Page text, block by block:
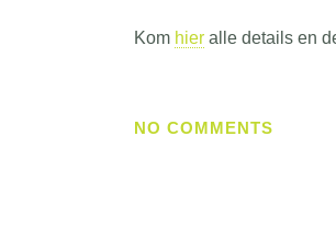
Kom hier alle details en
NO COMMENTS